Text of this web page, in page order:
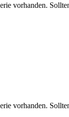
vorhanden.
vorhanden.